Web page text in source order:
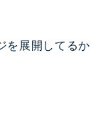
を展開してるか